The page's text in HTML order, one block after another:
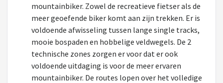
mountainbiker. Zowel de recreatieve fietser als de
meer geoefende biker komt aan zijn trekken. Er is
voldoende afwisseling tussen lange single tracks,
mooie bospaden en hobbelige veldwegels. De 2
technische zones zorgen er voor dat er ook
voldoende uitdaging is voor de meer ervaren
mountainbiker. De routes lopen over het volledige